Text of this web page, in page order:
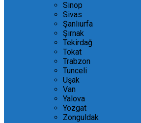
Sinop
Sivas
Şanlıurfa
Şırnak
Tekirdağ
Tokat
Trabzon
Tunceli
Uşak
Van
Yalova
Yozgat
Zonguldak